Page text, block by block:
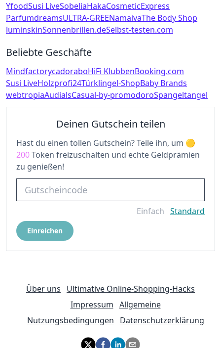
YfoodSusi LiveSobeliaHakaCosmeticExpress
ParfumdreamsULTRA-GREENamaivaThe Body Shop
luminskinSonnenbrillen.deSelbst-testen.com
Beliebte Geschäfte
MindfactorycadoraboHiFi KlubbenBooking.com
Susi LiveHolzprofi24Türklingel-ShopBaby Brands
webtropiaAudialsCasual-by-promodoroSpangeltangel
Deinen Gutschein teilen
Hast du einen tollen Gutschein? Teile ihn, um
200Token freizuschalten und echte Geldprämien
zu genießen!
Einfach Standard
Einreichen
Über uns
Ultimative Online-Shopping-Hacks
Impressum Allgemeine
Nutzungsbedingungen
Datenschutzerklärung